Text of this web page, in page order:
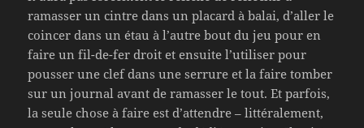
ramasser un cintre dans un placard à balai, d’aller le
coincer dans un étau à l’autre bout du jeu pour en
faire un fil-de-fer droit et ensuite l’utiliser pour
pousser une clef dans une serrure et la faire tomber
sur un journal avant de ramasser le tout. Et parfois,
la seule chose à faire est d’attendre – littéralement,